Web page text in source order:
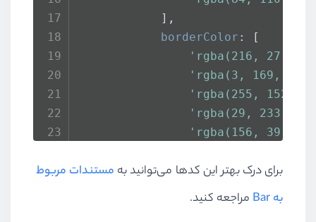
            ],
borderColor : [
'rgba(216, 27,
'rgba(3, 169,
'rgba(255, 152,
'rgba(29, 233,
'rgba(156, 39,
            ],
borderWidth
1
برای درک بهتر این کدها می‌توانید به مستندات مربوط
به Bar
مراجعه کنید.